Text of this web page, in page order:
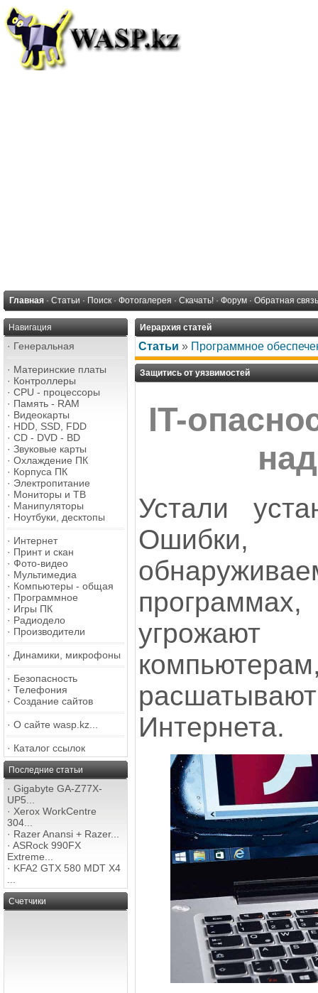
Главная · Статьи · Поиск · Фотогалерея · Скачать! · Форум · Обратная связь
Навигация
· Генеральная
· Материнские платы
· Контроллеры
· CPU - процессоры
· Память - RAM
· Видеокарты
· HDD, SSD, FDD
· CD - DVD - BD
· Звуковые карты
· Охлаждение ПК
· Корпуса ПК
· Электропитание
· Мониторы и ТВ
· Манипуляторы
· Ноутбуки, десктопы
· Интернет
· Принт и скан
· Фото-видео
· Мультимедиа
· Компьютеры - общая
· Программное
· Игры ПК
· Радиодело
· Производители
· Динамики, микрофоны
· Безопасность
· Телефония
· Создание сайтов
· О сайте wasp.kz...
· Каталог ссылок
Последние статьи
· Gigabyte GA-Z77X-
UP5...
· Xerox WorkCentre
304...
· Razer Anansi + Razer...
· ASRock 990FX
Extreme...
· KFA2 GTX 580 MDT X4
Счетчики
Иерархия статей
Статьи » Программное
Защитись от уязвимостей
IT-
Устали
угрожают
Интернета.